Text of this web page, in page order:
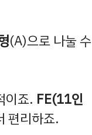
(A)으로 나눌 수
이죠. FE(11인
편리하죠.